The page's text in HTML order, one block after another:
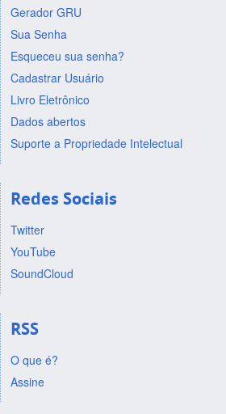
Gerador GRU
Sua Senha
Esqueceu sua senha?
Cadastrar Usuário
Livro Eletrônico
Dados abertos
Suporte a Propriedade Intelectual
Redes Sociais
Twitter
YouTube
SoundCloud
RSS
O que é?
Assine